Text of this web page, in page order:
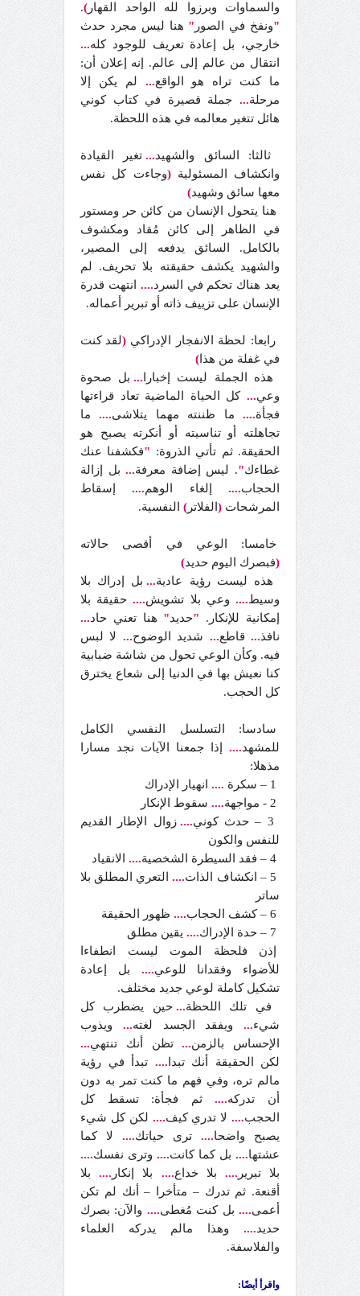
والسماوات وبرزوا لله الواحد القهار )
.
"ونفخ في الصور " هنا ليس مجرد حدث
خارجي، بل إعادة تعريف للوجود كله...
انتقال من عالم إلى عالم. إنه إعلان أن:
ما كنت تراه هو الواقع... لم يكن إلا
مرحلة... جملة قصيرة في كتاب كوني
هائل تتغير معالمه في هذه اللحظة.
ثالثا: السائق والشهيد...تغير القيادة
وانكشاف المسئولية(وجاءت كل نفس
معها سائق وشهيد)
هنا يتحول الإنسان من كائن حر ومستور
في الظاهر إلى كائن مُقاد ومكشوف
بالكامل. السائق يدفعه إلى المصير،
والشهيد يكشف حقيقته بلا تحريف. لم
يعد هناك تحكم في السرد.... انتهت قدرة
الإنسان على تزييف ذاته أو تبرير أعماله.
رابعا: لحظة الانفجار الإدراكي (لقد كنت
في غفلة من هذا )
هذه الجملة ليست إخبارا ...بل صحوة
وعي... كل الحياة الماضية تعاد قراءتها
فجأة....ما ظننته مهما يتلاشى....ما
تجاهلته أو تناسيته أو أنكرته يصبح هو
الحقيقة. ثم تأتي الذروة: "فكشفنا عنك
غطاءك". ليس إضافة معرفة...بل إزالة
الحجاب....إلغاء الوهم....إسقاط
المرشحات ( الفلاتر ) النفسية.
خامسا: الوعي في أقصى حالاته
(فبصرك اليوم حديد)
هذه ليست رؤية عادية...بل إدراك بلا
وسيط....وعي بلا تشويش....حقيقة بلا
إمكانية للإنكار. "حديد" هنا تعني حاد...
نافذ...قاطع... شديد الوضوح... لا لبس
فيه. وكأن الوعي تحول من شاشة ضبابية
كنا نعيش بها في الدنيا إلى شعاع يخترق
كل الحجب.
سادسا: التسلسل النفسي الكامل
للمشهد.... إذا جمعنا الآيات نجد مسارا
مذهلا:
.... انهيار الإدراك
.... سقوط الإنكار
.... زوال الإطار القديم
للنفس والكون
.... الانقياد
....التعري المطلق بلا
ساتر
.... ظهور الحقيقة
.... يقين مطلق
إذن فلحظة الموت ليست انطفاءا
للأضواء وفقدانا للوعي.... بل إعادة
تشكيل كاملة لوعي جديد مختلف.
في تلك اللحظة... حين يضطرب كل
شيء... ويفقد الجسد لغته... ويذوب
الإحساس بالزمن...تظن أنك تنتهي...
لكن الحقيقة أنك تبدا .... تبدأ في رؤية
مالم تره، وفي فهم ما كنت تمر به دون
أن تدركه....ثم فجأة: تسقط كل
الحجب.... لا تدري كيف.... لكن كل شيء
يصبح واضحا.... ترى حياتك.... لا كما
عشتها.... بل كما كانت.... وترى نفسك....
بلا تبرير .... بلا خداع.... بلا إنكار ....بلا
أقنعة. ثم تدرك – متأخرا – أنك لم تكن
أعمى....بل كنت مُغطى.... والآن: بصرك
حديد.... وهذا مالم يدركه العلماء
والفلاسفة.
واقرأ أيضًا: